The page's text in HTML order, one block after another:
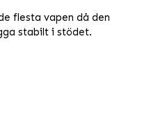
flesta vapen då den
stabilt i stödet.